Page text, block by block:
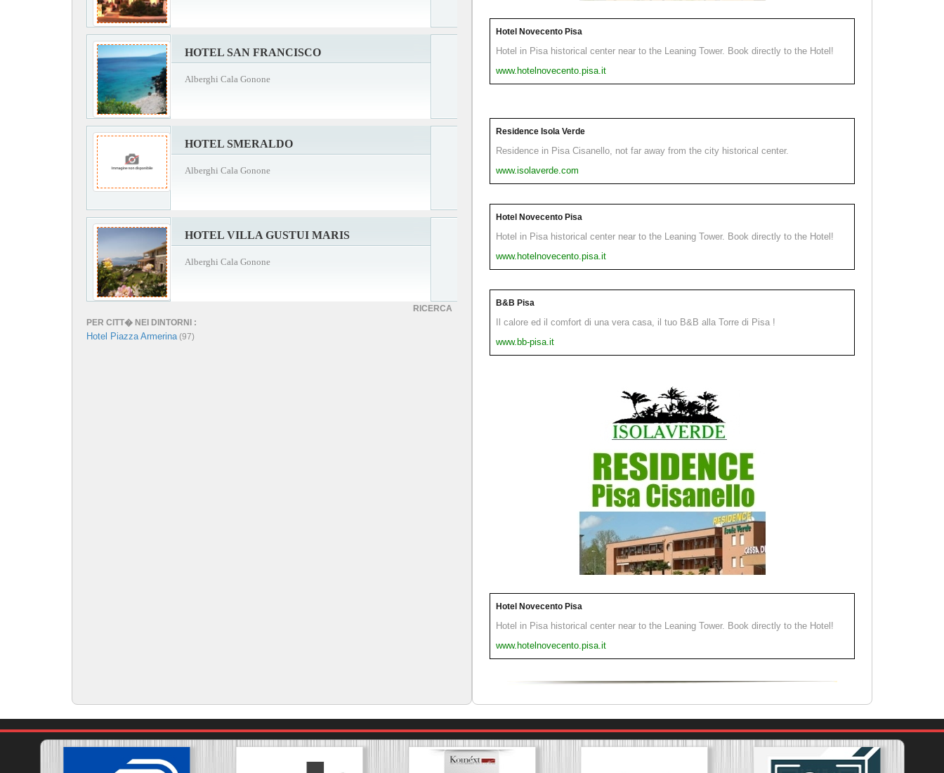
HOTEL SAN FRANCISCO
Alberghi Cala Gonone
HOTEL SMERALDO
Alberghi Cala Gonone
HOTEL VILLA GUSTUI MARIS
Alberghi Cala Gonone
RICERCA
PER CITT� NEI DINTORNI :
Hotel Piazza Armerina(97)
Hotel Novecento Pisa
Hotel in Pisa historical center near to the Leaning Tower. Book directly to the Hotel!
www.hotelnovecento.pisa.it
Residence Isola Verde
Residence in Pisa Cisanello, not far away from the city historical center.
www.isolaverde.com
Hotel Novecento Pisa
Hotel in Pisa historical center near to the Leaning Tower. Book directly to the Hotel!
www.hotelnovecento.pisa.it
B&B Pisa
Il calore ed il comfort di una vera casa, il tuo B&B alla Torre di Pisa !
www.bb-pisa.it
Hotel Novecento Pisa
Hotel in Pisa historical center near to the Leaning Tower. Book directly to the Hotel!
www.hotelnovecento.pisa.it